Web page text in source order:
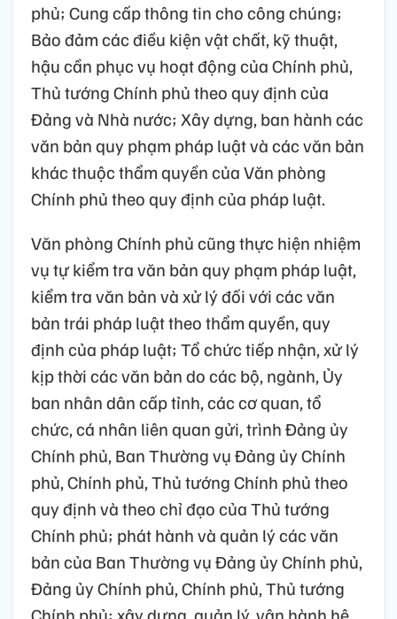
phủ; Cung cấp thông tin cho công chúng;
Bảo đảm các điều kiện vật chất, kỹ thuật,
hậu cần phục vụ hoạt động của Chính phủ,
Thủ tướng Chính phủ theo quy định của
Đảng và Nhà nước; Xây dựng, ban hành các
văn bản quy phạm pháp luật và các văn bản
khác thuộc thẩm quyền của Văn phòng
Chính phủ theo quy định của pháp luật.
Văn phòng Chính phủ cũng thực hiện nhiệm
vụ tự kiểm tra văn bản quy phạm pháp luật,
kiểm tra văn bản và xử lý đối với các văn
bản trái pháp luật theo thẩm quyền, quy
định của pháp luật; Tổ chức tiếp nhận, xử lý
kịp thời các văn bản do các bộ, ngành, Ủy
ban nhân dân cấp tỉnh, các cơ quan, tổ
chức, cá nhân liên quan gửi, trình Đảng ủy
Chính phủ, Ban Thường vụ Đảng ủy Chính
phủ, Chính phủ, Thủ tướng Chính phủ theo
quy định và theo chỉ đạo của Thủ tướng
Chính phủ; phát hành và quản lý các văn
bản của Ban Thường vụ Đảng ủy Chính phủ,
Đảng ủy Chính phủ, Chính phủ, Thủ tướng